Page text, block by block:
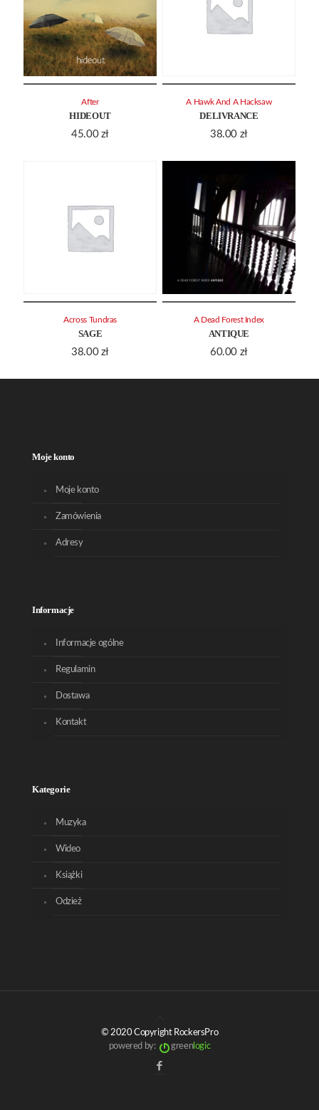
HIDEOUT
45.00 zł
After
DELIVRANCE
38.00 zł
A Hawk And A Hacksaw
SAGE
38.00 zł
Across Tundras
ANTIQUE
60.00 zł
A Dead Forest Index
Moje konto
Moje konto
Zamówienia
Adresy
Informacje
Informacje ogólne
Regulamin
Dostawa
Kontakt
Kategorie
Muzyka
Wideo
Książki
Odzież
© 2020 Copyright RockersPro
powered by:
greenlogic